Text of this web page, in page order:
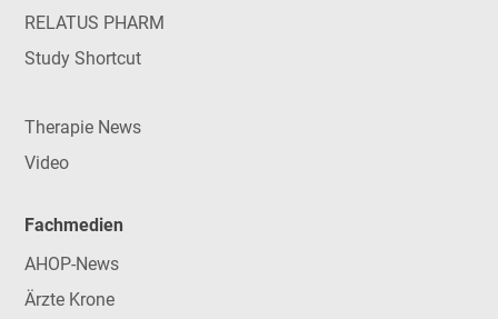
RELATUS PHARM
Study Shortcut
Therapie News
Video
Fachmedien
AHOP-News
Ärzte Krone